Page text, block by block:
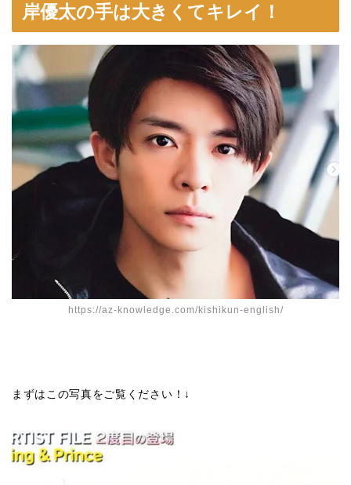
岸優太の手は大きくてキレイ！
https://az-knowledge.com/kishikun-english/
まずはこの写真をご覧ください！↓